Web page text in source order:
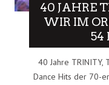
40 JAHRE
WIR IM
54
40 Jahre TRINITY,
Dance Hits der 70-